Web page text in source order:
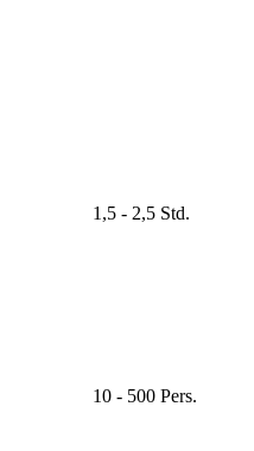
1,5 - 2,5 Std.
10 - 500 Pers.